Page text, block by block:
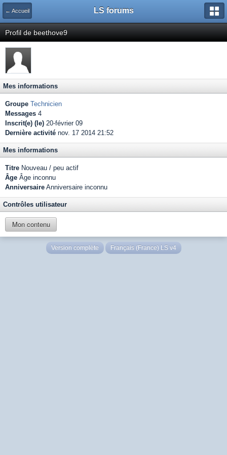
← Accueil LS forums
Profil de beethove9
Mes informations
Groupe Technicien
Messages 4
Inscrit(e) (le) 20-février 09
Dernière activité nov. 17 2014 21:52
Mes informations
Titre Nouveau / peu actif
Âge Âge inconnu
Anniversaire Anniversaire inconnu
Contrôles utilisateur
Mon contenu
Version complète Français (France) LS v4